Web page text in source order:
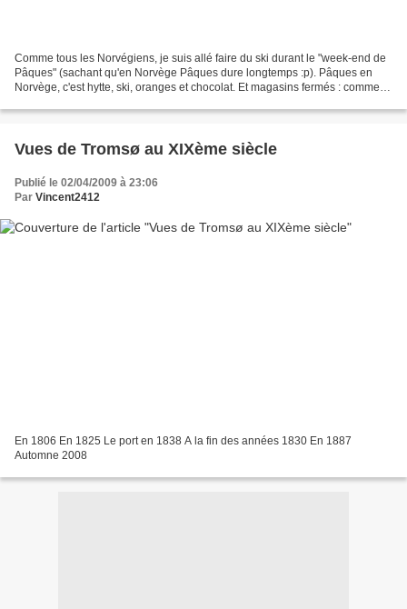
Comme tous les Norvégiens, je suis allé faire du ski durant le "week-end de
Pâques" (sachant qu'en Norvège Pâques dure longtemps :p). Pâques en
Norvège, c'est hytte, ski, oranges et chocolat. Et magasins fermés : comme à
Vues de Tromsø au XIXème siècle
Publié le 02/04/2009 à 23:06
Par Vincent2412
En 1806 En 1825 Le port en 1838 A la fin des années 1830 En 1887
Automne 2008